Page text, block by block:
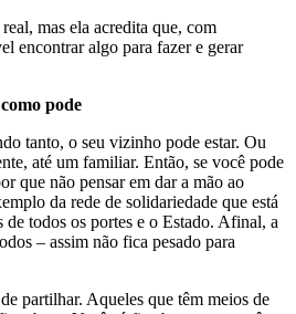
mas ela acredita que, com
encontrar algo para fazer e gerar
pode
tanto, o seu vizinho pode estar. Ou
até um familiar. Então, se você pode
que não pensar em dar a mão ao
da rede de solidariedade que está
de todos os portes e o Estado. Afinal, a
– assim não fica pesado para
partilhar. Aqueles que têm meios de